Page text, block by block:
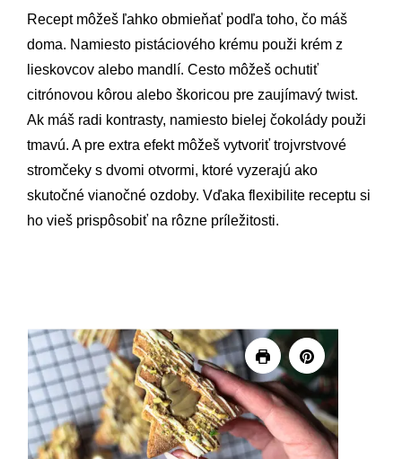
Recept môžeš ľahko obmieňať podľa toho, čo máš
doma. Namiesto pistáciového krému použi krém z
lieskovcov alebo mandlí. Cesto môžeš ochutiť
citrónovou kôrou alebo škoricou pre zaujímavý twist.
Ak máš radi kontrasty, namiesto bielej čokolády použi
tmavú. A pre extra efekt môžeš vytvoriť trojvrstvové
stromčeky s dvomi otvormi, ktoré vyzerajú ako
skutočné vianočné ozdoby. Vďaka flexibilite receptu si
ho vieš prispôsobiť na rôzne príležitosti.